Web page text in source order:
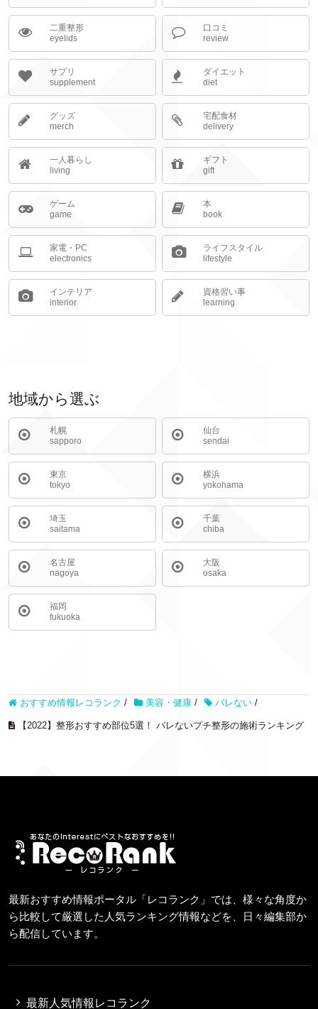
二重整形
eyelids
口コミ
review
サプリ
supplement
ダイエット
diet
グッズ
merch
宅配食材
delivery
一人暮らし
living
ギフト
gift
ゲーム
game
本
book
家電・PC
electronics
ライフスタイル
lifestyle
インテリア
interior
資格習い事
learning
地域から選ぶ
札幌
sapporo
仙台
sendai
東京
tokyo
横浜
yokohama
埼玉
saitama
千葉
chiba
名古屋
nagoya
大阪
osaka
福岡
fukuoka
おすすめ情報レコランク / 美容・健康 / バレない /
【2022】整形おすすめ部位5選！ バレないプチ整形の施術ランキング
最新おすすめ情報ポータル「レコランク」では、様々な角度か
ら比較して厳選した人気ランキング情報などを、日々編集部か
ら配信しています。
最新人気情報レコランク